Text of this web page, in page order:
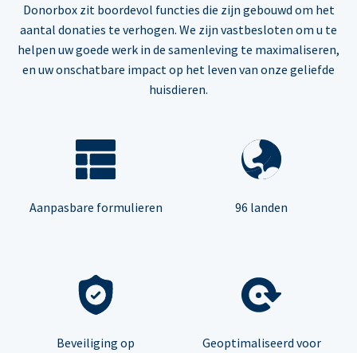
Donorbox zit boordevol functies die zijn gebouwd om het
aantal donaties te verhogen. We zijn vastbesloten om u te
helpen uw goede werk in de samenleving te maximaliseren,
en uw onschatbare impact op het leven van onze geliefde
huisdieren.
Aanpasbare formulieren 96 landen
Beveiliging op
Geoptimaliseerd voor